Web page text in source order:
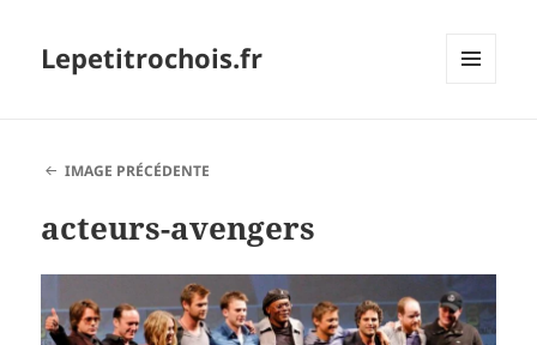
Lepetitrochois.fr
IMAGE PRÉCÉDENTE
acteurs-avengers